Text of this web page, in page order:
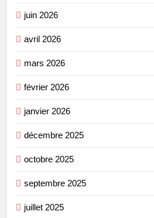
juin 2026
avril 2026
mars 2026
février 2026
janvier 2026
décembre 2025
octobre 2025
septembre 2025
juillet 2025